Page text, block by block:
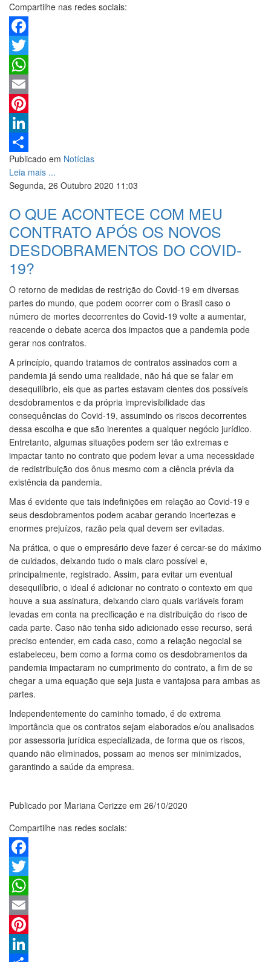
Compartilhe nas redes sociais:
Facebook
Twitter
WhatsApp
Email
Pinterest
LinkedIn
Share
Publicado em Notícias
Leia mais ...
Segunda, 26 Outubro 2020 11:03
O QUE ACONTECE COM MEU
CONTRATO APÓS OS NOVOS
DESDOBRAMENTOS DO COVID-
19?
O retorno de medidas de restrição do Covid-19 em diversas
partes do mundo, que podem ocorrer com o Brasil caso o
número de mortes decorrentes do Covid-19 volte a aumentar,
reacende o debate acerca dos impactos que a pandemia pode
gerar nos contratos.
A princípio, quando tratamos de contratos assinados com a
pandemia já sendo uma realidade, não há que se falar em
desequilíbrio, eis que as partes estavam cientes dos possíveis
desdobramentos e da própria imprevisibilidade das
consequências do Covid-19, assumindo os riscos decorrentes
dessa escolha e que são inerentes a qualquer negócio jurídico.
Entretanto, algumas situações podem ser tão extremas e
impactar tanto no contrato que podem levar a uma necessidade
de redistribuição dos ônus mesmo com a ciência prévia da
existência da pandemia.
Mas é evidente que tais indefinições em relação ao Covid-19 e
seus desdobramentos podem acabar gerando incertezas e
enormes prejuízos, razão pela qual devem ser evitadas.
Na prática, o que o empresário deve fazer é cercar-se do máximo
de cuidados, deixando tudo o mais claro possível e,
principalmente, registrado. Assim, para evitar um eventual
desequilíbrio, o ideal é adicionar no contrato o contexto em que
houve a sua assinatura, deixando claro quais variáveis foram
levadas em conta na precificação e na distribuição do risco de
cada parte. Caso não tenha sido adicionado esse recurso, será
preciso entender, em cada caso, como a relação negocial se
estabeleceu, bem como a forma como os desdobramentos da
pandemia impactaram no cumprimento do contrato, a fim de se
chegar a uma equação que seja justa e vantajosa para ambas as
partes.
Independentemente do caminho tomado, é de extrema
importância que os contratos sejam elaborados e/ou analisados
por assessoria jurídica especializada, de forma que os riscos,
quando não eliminados, possam ao menos ser minimizados,
garantindo a saúde da empresa.
Publicado por Mariana Cerizze em 26/10/2020
Compartilhe nas redes sociais:
Facebook
Twitter
WhatsApp
Email
Pinterest